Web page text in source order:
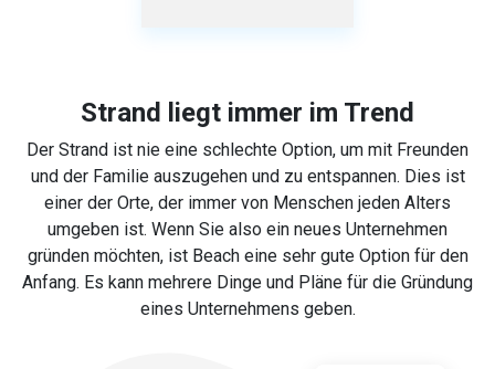
Strand liegt immer im Trend
Der Strand ist nie eine schlechte Option, um mit Freunden
und der Familie auszugehen und zu entspannen. Dies ist
einer der Orte, der immer von Menschen jeden Alters
umgeben ist. Wenn Sie also ein neues Unternehmen
gründen möchten, ist Beach eine sehr gute Option für den
Anfang. Es kann mehrere Dinge und Pläne für die Gründung
eines Unternehmens geben.